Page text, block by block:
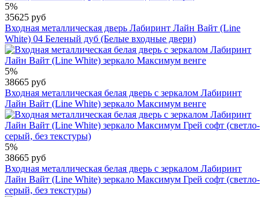
5%
35625 руб
Входная металлическая дверь Лабиринт Лайн Вайт (Line
White) 04 Беленый дуб (Белые входные двери)
5%
38665 руб
Входная металлическая белая дверь с зеркалом Лабиринт
Лайн Вайт (Line White) зеркало Максимум венге
5%
38665 руб
Входная металлическая белая дверь с зеркалом Лабиринт
Лайн Вайт (Line White) зеркало Максимум Грей софт (светло-
серый, без текстуры)